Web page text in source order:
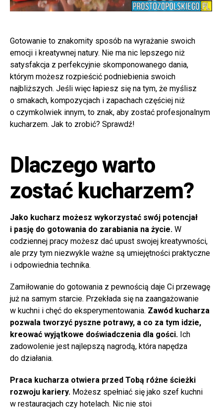
Gotowanie to znakomity sposób na wyrażanie swoich
emocji i kreatywnej natury. Nie ma nic lepszego niż
satysfakcja z perfekcyjnie skomponowanego dania,
którym możesz rozpieścić podniebienia swoich
najbliższych. Jeśli więc łapiesz się na tym, że myślisz
o smakach, kompozycjach i zapachach częściej niż
o czymkolwiek innym, to znak, aby zostać profesjonalnym
kucharzem. Jak to zrobić? Sprawdź!
Dlaczego warto
zostać kucharzem?
Jako kucharz możesz wykorzystać swój potencjał
i pasję do gotowania do zarabiania na życie. W
codziennej pracy możesz dać upust swojej kreatywności,
ale przy tym niezwykle ważne są umiejętności praktyczne
i odpowiednia technika.
Zamiłowanie do gotowania z pewnością daje Ci przewagę
już na samym starcie. Przekłada się na zaangażowanie
w kuchni i chęć do eksperymentowania. Zawód kucharza
pozwala tworzyć pyszne potrawy, a co za tym idzie,
kreować wyjątkowe doświadczenia dla gości. Ich
zadowolenie jest najlepszą nagrodą, która napędza
do działania.
Praca kucharza otwiera przed Tobą różne ścieżki
rozwoju kariery. Możesz spełniać się jako szef kuchni
w restauracjach czy hotelach. Nic nie stoi